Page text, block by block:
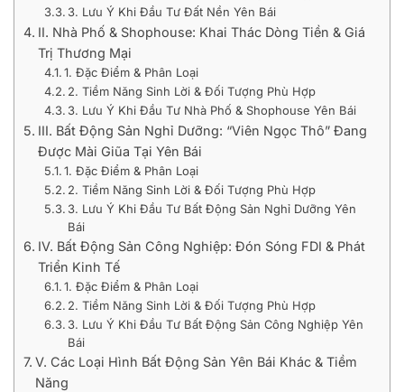
3. Lưu Ý Khi Đầu Tư Đất Nền Yên Bái
II. Nhà Phố & Shophouse: Khai Thác Dòng Tiền & Giá
Trị Thương Mại
1. Đặc Điểm & Phân Loại
2. Tiềm Năng Sinh Lời & Đối Tượng Phù Hợp
3. Lưu Ý Khi Đầu Tư Nhà Phố & Shophouse Yên Bái
III. Bất Động Sản Nghỉ Dưỡng: “Viên Ngọc Thô” Đang
Được Mài Giũa Tại Yên Bái
1. Đặc Điểm & Phân Loại
2. Tiềm Năng Sinh Lời & Đối Tượng Phù Hợp
3. Lưu Ý Khi Đầu Tư Bất Động Sản Nghỉ Dưỡng Yên
Bái
IV. Bất Động Sản Công Nghiệp: Đón Sóng FDI & Phát
Triển Kinh Tế
1. Đặc Điểm & Phân Loại
2. Tiềm Năng Sinh Lời & Đối Tượng Phù Hợp
3. Lưu Ý Khi Đầu Tư Bất Động Sản Công Nghiệp Yên
Bái
V. Các Loại Hình Bất Động Sản Yên Bái Khác & Tiềm
Năng